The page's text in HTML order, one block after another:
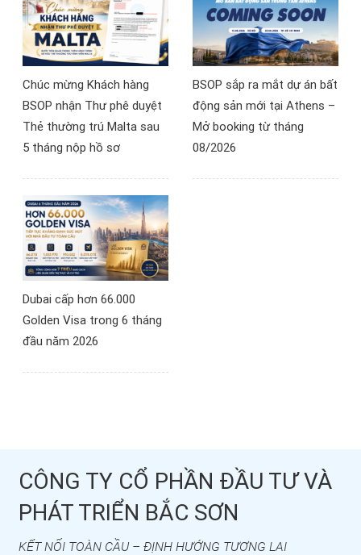
Chúc mừng Khách hàng
BSOP nhận Thư phê duyệt
Thẻ thường trú Malta sau
5 tháng nộp hồ sơ
BSOP sắp ra mắt dự án bất
động sản mới tại Athens –
Mở booking từ tháng
08/2026
Dubai cấp hơn 66.000
Golden Visa trong 6 tháng
đầu năm 2026
CÔNG TY CỔ PHẦN ĐẦU TƯ VÀ
PHÁT TRIỂN BẮC SƠN
KẾT NỐI TOÀN CẦU – ĐỊNH HƯỚNG TƯƠNG LAI